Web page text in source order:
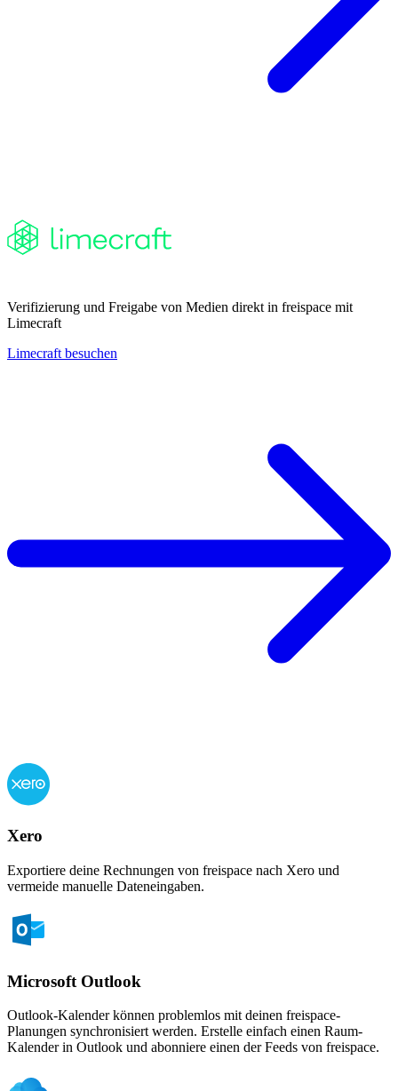
Verifizierung und Freigabe von Medien direkt in freispace mit
Limecraft
Limecraft besuchen
Xero
Exportiere deine Rechnungen von freispace nach Xero und
vermeide manuelle Dateneingaben.
Microsoft Outlook
Outlook-Kalender können problemlos mit deinen freispace-
Planungen synchronisiert werden. Erstelle einfach einen Raum-
Kalender in Outlook und abonniere einen der Feeds von freispace.